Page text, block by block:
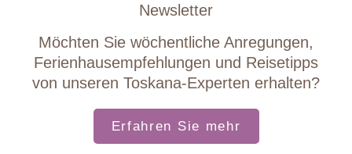
Newsletter
Möchten Sie wöchentliche Anregungen,
Ferienhausempfehlungen und Reisetipps
von unseren Toskana-Experten erhalten?
Erfahren Sie mehr